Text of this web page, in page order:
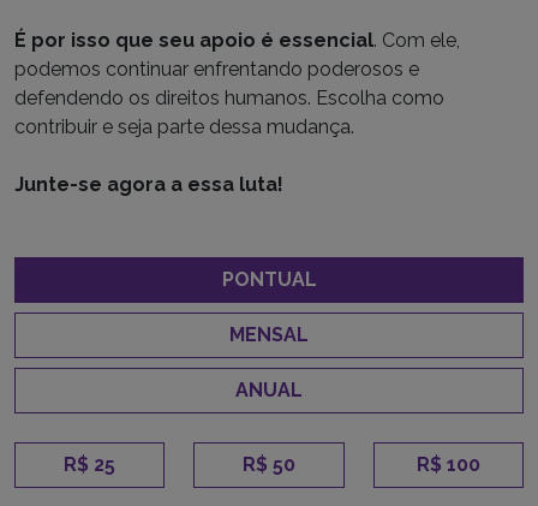
É por isso que seu apoio é essencial. Com ele,
podemos continuar enfrentando poderosos e
defendendo os direitos humanos. Escolha como
contribuir e seja parte dessa mudança.
Junte-se agora a essa luta!
PONTUAL
MENSAL
ANUAL
R$ 25 R$ 50 R$ 100